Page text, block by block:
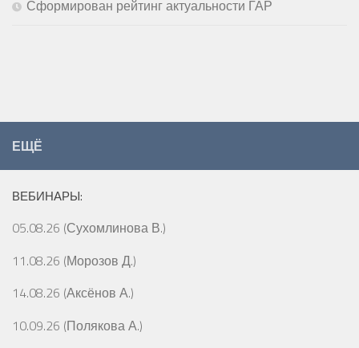
Сформирован рейтинг актуальности ГАР
ЕЩЁ
ВЕБИНАРЫ:
05.08.26 (Сухомлинова В.)
11.08.26 (Морозов Д.)
14.08.26 (Аксёнов А.)
10.09.26 (Полякова А.)